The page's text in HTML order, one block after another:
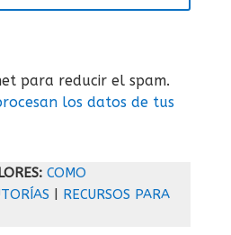
para reducir el spam.
los datos de tus
COMO
RECURSOS PARA